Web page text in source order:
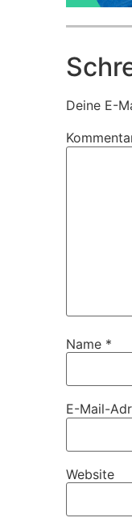
Deine E-
Name *
E-Mail-
Website